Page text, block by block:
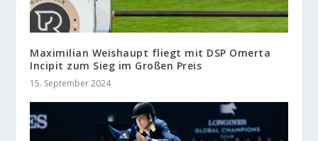
Maximilian Weishaupt fliegt mit DSP Omerta
Incipit zum Sieg im Großen Preis
15. September 2024